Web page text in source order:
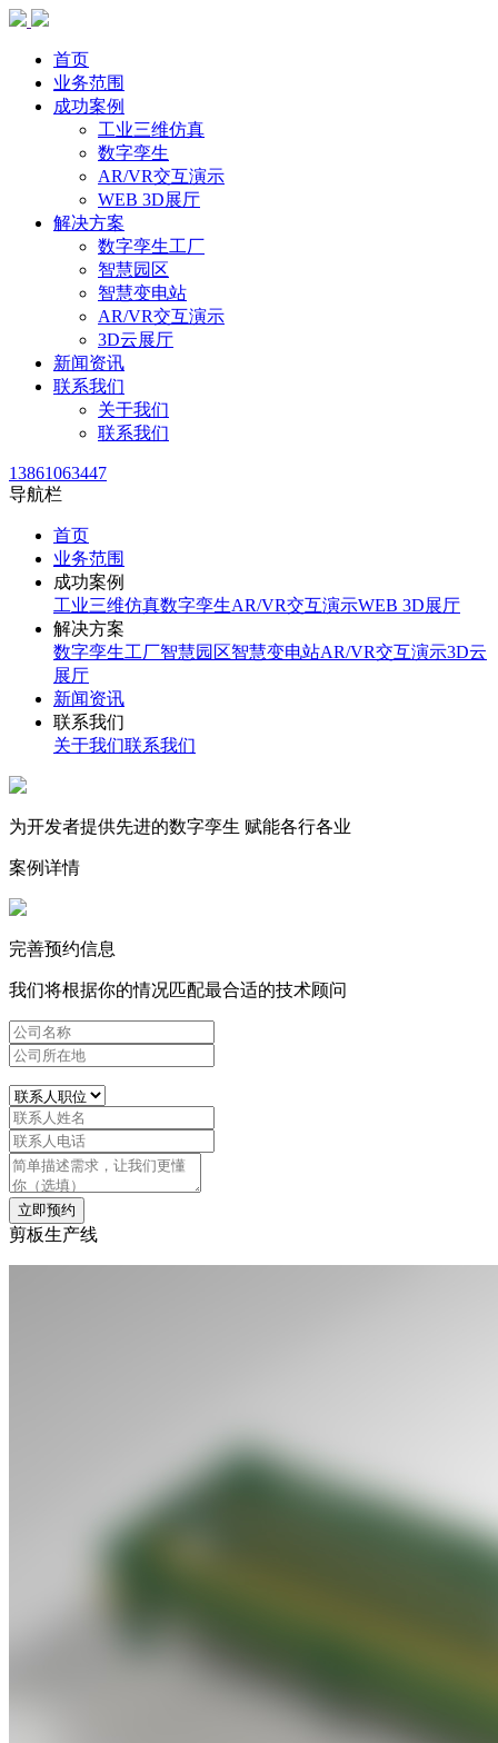
首页
业务范围
成功案例
工业三维仿真
数字孪生
AR/VR交互演示
WEB 3D展厅
解决方案
数字孪生工厂
智慧园区
智慧变电站
AR/VR交互演示
3D云展厅
新闻资讯
联系我们
关于我们
联系我们
13861063447
导航栏
首页
业务范围
成功案例
工业三维仿真数字孪生AR/VR交互演示WEB 3D展厅
解决方案
数字孪生工厂智慧园区智慧变电站AR/VR交互演示3D云
展厅
新闻资讯
联系我们
关于我们联系我们
为开发者提供先进的数字孪生 赋能各行各业
案例详情
完善预约信息
我们将根据你的情况匹配最合适的技术顾问
立即预约
剪板生产线